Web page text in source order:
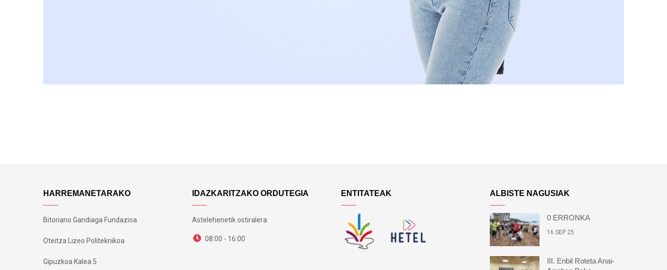
HARREMANETARAKO
Bitoriano Gandiaga Fundazioa
Oteitza Lizeo Politeknikoa
Gipuzkoa Kalea 5
IDAZKARITZAKO ORDUTEGIA
Astelehenetik ostiralera
08:00 - 16:00
ENTITATEAK ALBISTE NAGUSIAK
0 ERRONKA
16 SEP 25
III. Enbil Roteta Anai-